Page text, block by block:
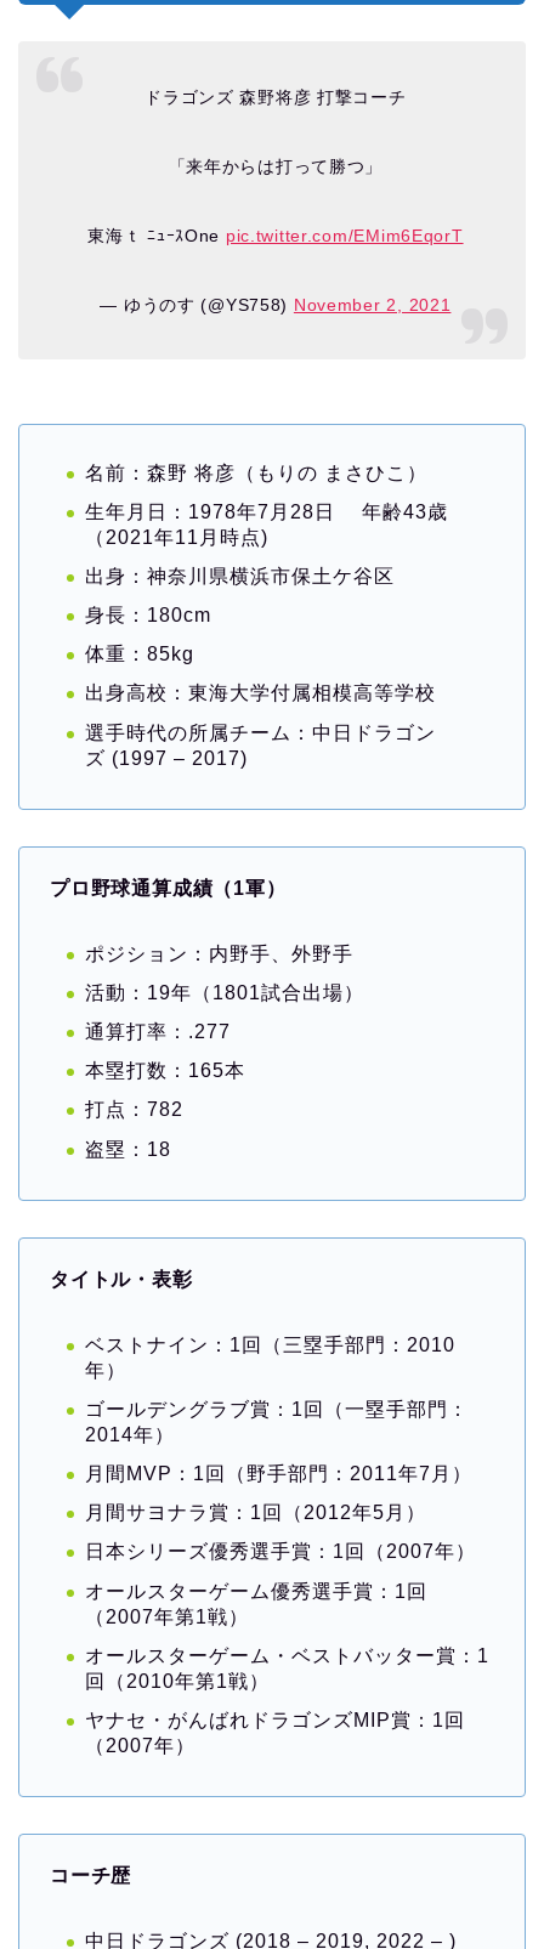
ドラゴンズ 森野将彦 打撃コーチ
「来年からは打って勝つ」
東海ｔ ﾆｭｰｽOne pic.twitter.com/EMim6EqorT
— ゆうのす (@YS758) November 2, 2021
名前：森野 将彦（もりの まさひこ）
生年月日：1978年7月28日 年齢43歳
（2021年11月時点)
出身：神奈川県横浜市保土ケ谷区
身長：180cm
体重：85kg
出身高校：東海大学付属相模高等学校
選手時代の所属チーム：中日ドラゴン
ズ (1997 – 2017)
プロ野球通算成績（1軍）
ポジション：内野手、外野手
活動：19年（1801試合出場）
通算打率：.277
本塁打数：165本
打点：782
盗塁：18
タイトル・表彰
ベストナイン：1回（三塁手部門：2010
年）
ゴールデングラブ賞：1回（一塁手部門：
2014年）
月間MVP：1回（野手部門：2011年7月）
月間サヨナラ賞：1回（2012年5月）
日本シリーズ優秀選手賞：1回（2007年）
オールスターゲーム優秀選手賞：1回
（2007年第1戦）
オールスターゲーム・ベストバッター賞：1
回（2010年第1戦）
ヤナセ・がんばれドラゴンズMIP賞：1回
（2007年）
コ ーチ歴
中日ドラゴンズ (2018 – 2019, 2022 – )